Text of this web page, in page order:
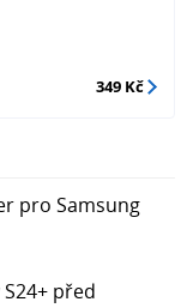
349 Kč
pro Samsung
před